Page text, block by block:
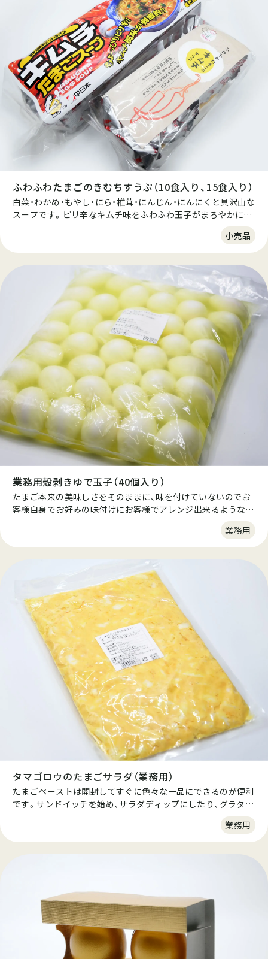
ふわふわたまごのきむちすうぷ（10食入り、15食入り）
白菜・わかめ・もやし・にら・椎茸・にんじん・にんにくと具沢山な
スープです。ピリ辛なキムチ味をふわふわ玉子がまろやかにし
てくれます。 キャンプやピクニックに！また、雑炊にしてお夜食
にもどうぞ！酸化防止のため、ちっ素ガスを封入いたしておりま
すので美味しさが長持ちいたします。 個包装で10食入り。1食
31kcal。糖質制限ダイエットにもおすすめです。
小売品
業務用殻剥きゆで玉子（40個入り）
たまご本来の美味しさをそのままに、味を付けていないのでお
客様自身でお好みの味付けにお客様でアレンジ出来るような便
業務用
タマゴロウのたまごサラダ（業務用）
たまごペーストは開封してすぐに色々な一品にできるのが便利
です。サンドイッチを始め、サラダディップにしたり、グラタ
ン・ドリアの具にも最適です。 安価でボリューミーなところも
嬉しいですね。薄味なので自分好みの味付けが出来ます。ご希
望に沿って製造いたしますのでお問合せください。
業務用